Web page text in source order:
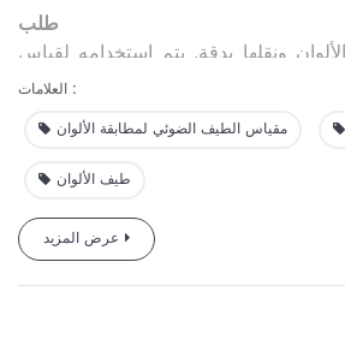
طلب
ونقلها بدقة. يتم استخدامه لقياس
في الإلكترونيات البلاستيكية، وحبر
العلامات :
مقياس الطيف الضوئي لمطابقة الألوان
طيف الألوان
عرض المزيد